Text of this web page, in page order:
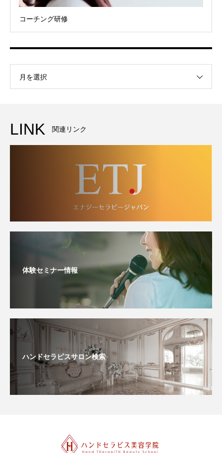
コーチング研修
月を選択
LINK 関連リンク
体験セミナー情報
ハンドセラピスサロン検索